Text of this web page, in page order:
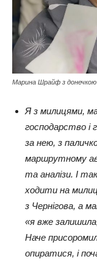
Марина Шрайф з
Я з милицями,
господарство і
за нею, з
маршрутному
та аналізи. І
ходити на
з Чернігова, а
«я вже
Наче
опиратися, і